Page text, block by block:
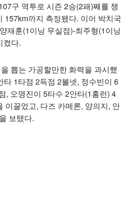
구 역투로 시즌 2승(2패)째를 챙
157km까지 측정됐다. 이어 박치국
재훈(1이닝 무실점)-최주형(1이닝
켰다.
뽑는 가공할만한 화력을 과시했
타 1타점 2득점 2볼넷, 정수빈이 6
, 오명진이 5타수 2안타(1홈런) 4
이끌었고, 다즈 카메론, 양의지, 안
보탰다.